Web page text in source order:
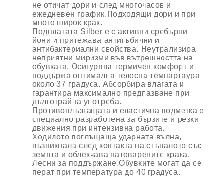
не отичат дори и след многочасов и
ежедневен график.Подходящи дори и при
много широк крак.
Подплатата Silber е с активни сребърни
йони и притежава антигъбични и
антибактериални свойства. Неутрализира
неприятни миризми във вътрешността на
обувката. Осигурява термичен комфорт и
поддържа оптимална телесна темпартаура
около 37 градуса. Абсорбира влагата и
гарантира максимално предпазване при
дълготрайна употреба.
Противоплъзгащата и еластична подметка е
специално разработена за бързите и резки
движения при интензивна работа.
Ходилото поглъщаща ударната вълна,
възникнала след контакта на стъпалото със
земята и облекчава натоварените крака.
Лесни за поддържане.Обувките могат да се
перат при температура до 40 градуса.